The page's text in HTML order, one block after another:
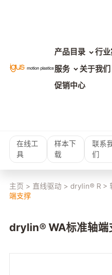
产品目录
行业
服务
关于我们
促销中心
在线工
具
样本下
载
联系
们
主页 > 直线驱动 > drylin® R >
端支撑
drylin® WA标准轴端